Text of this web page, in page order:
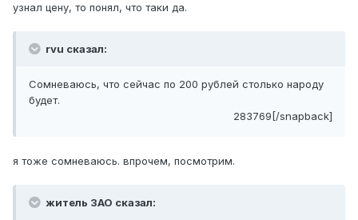
узнал цену, то понял, что таки да.
rvu сказал:
Сомневаюсь, что сейчас по 200 рублей столько народу
будет.
283769[/snapback]
я тоже сомневаюсь. впрочем, посмотрим.
житель ЗАО сказал: